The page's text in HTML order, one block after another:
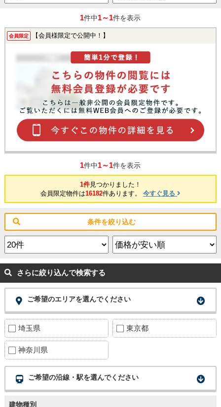
1件中1～1件を表示
会員限定 【会員様限定で公開中！】
1件中1～1件を表示
1件見つかりました！
会員限定物件は16182件あります。 今すぐ見る
条件を絞り込む
さらに絞り込んで検索する
ご希望のエリアを選んでください
埼玉県 東京都
神奈川県
ご希望の沿線・駅を選んでください
建物種別